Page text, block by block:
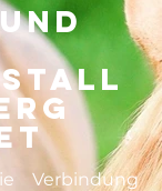
Verbindung